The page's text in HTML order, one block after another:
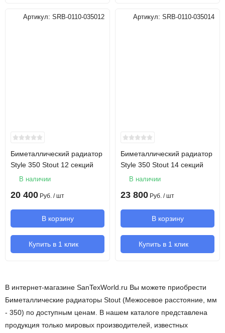
Артикул: SRB-0110-035012
Биметаллический радиатор
Style 350 Stout 12 секций
В наличии
20 400 Руб. / шт
В корзину
Купить в 1 клик
Артикул: SRB-0110-035014
Биметаллический радиатор
Style 350 Stout 14 секций
В наличии
23 800 Руб. / шт
В корзину
Купить в 1 клик
В интернет-магазине SanTexWorld.ru Вы можете приобрести
Биметаллические радиаторы Stout (Межосевое расстояние, мм
- 350) по доступным ценам. В нашем каталоге представлена
продукция только мировых производителей, известных